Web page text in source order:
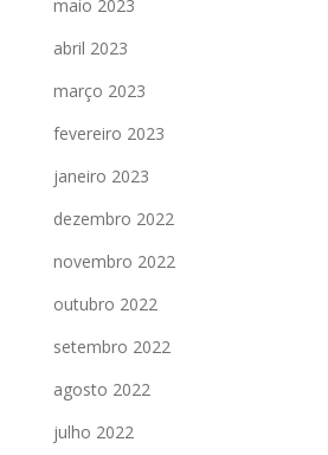
maio 2023
abril 2023
março 2023
fevereiro 2023
janeiro 2023
dezembro 2022
novembro 2022
outubro 2022
setembro 2022
agosto 2022
julho 2022